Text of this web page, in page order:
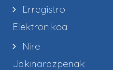
Erregistro
Elektronikoa
Nire
Jakinarazpenak